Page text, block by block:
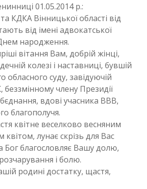
01.05.2014 р.:
КДКА Вінницької області від
від імені адвокатської
народження.
вітання Вам, добрій жінці,
колезі і наставниці, бувшій
обласного суду, завідуючій
члену Президії
вдові учасника ВВВ,
благополучя.
квітне веселково весняним
лунає скрізь для Вас
Бог благословляє Вашу долю,
і болю.
родині достатку, щастя,